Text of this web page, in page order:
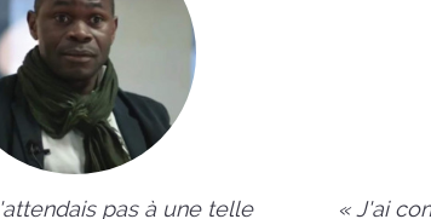
pas à une telle
« J'ai